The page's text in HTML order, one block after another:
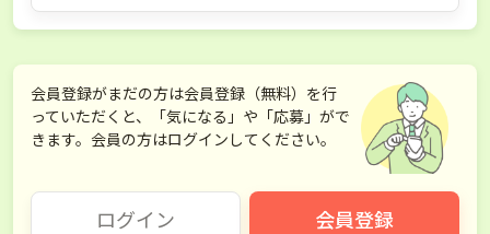
会員登録がまだの方は会員登録（無料）を行
っていただくと、「気になる」や「応募」がで
きます。会員の方はログインしてください。
ログイン 会員登録